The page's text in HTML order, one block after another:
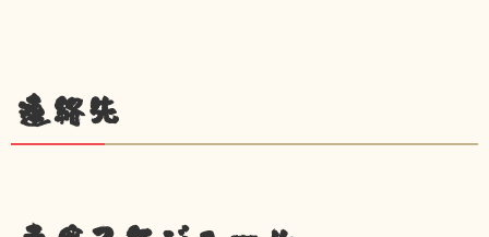
連絡先